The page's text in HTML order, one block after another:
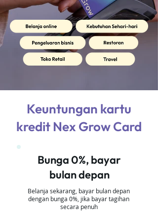
Keuntungan kartu
kredit Nex Grow Card
Bunga 0%, bayar
bulan depan
Belanja sekarang, bayar bulan depan
dengan bunga 0%, jika bayar tagihan
secara penuh